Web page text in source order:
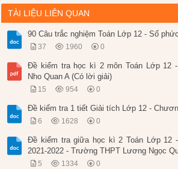
TÀI LIỆU LIÊN QUAN
90 Câu trắc nghiệm Toán Lớp 12 - Số
37 1960 0
Đề kiểm tra học kì 2 môn Toán Lớp 12
Nho Quan A (Có lời giải)
15 954 0
Đề kiểm tra 1 tiết Giải tích Lớp 12 -
6 1628 0
Đề kiểm tra giữa học kì 2 Toán Lớp 12
2021-2022 - Trường THPT Lương Ngọc
5 1334 0